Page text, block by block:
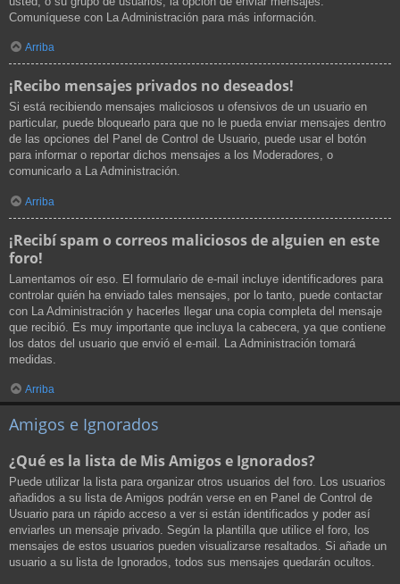
Comuníquese con La Administración para más información.
Arriba
¡Recibo mensajes privados no deseados!
Si está recibiendo mensajes maliciosos u ofensivos de un usuario en
particular, puede bloquearlo para que no le pueda enviar mensajes dentro
de las opciones del Panel de Control de Usuario, puede usar el botón
para informar o reportar dichos mensajes a los Moderadores, o
comunicarlo a La Administración.
Arriba
¡Recibí spam o correos maliciosos de alguien en este
foro!
Lamentamos oír eso. El formulario de e-mail incluye identificadores para
controlar quién ha enviado tales mensajes, por lo tanto, puede contactar
con La Administración y hacerles llegar una copia completa del mensaje
que recibió. Es muy importante que incluya la cabecera, ya que contiene
los datos del usuario que envió el e-mail. La Administración tomará
medidas.
Arriba
Amigos e Ignorados
¿Qué es la lista de Mis Amigos e Ignorados?
Puede utilizar la lista para organizar otros usuarios del foro. Los usuarios
añadidos a su lista de Amigos podrán verse en en Panel de Control de
Usuario para un rápido acceso a ver si están identificados y poder así
enviarles un mensaje privado. Según la plantilla que utilice el foro, los
mensajes de estos usuarios pueden visualizarse resaltados. Si añade un
usuario a su lista de Ignorados, todos sus mensajes quedarán ocultos.